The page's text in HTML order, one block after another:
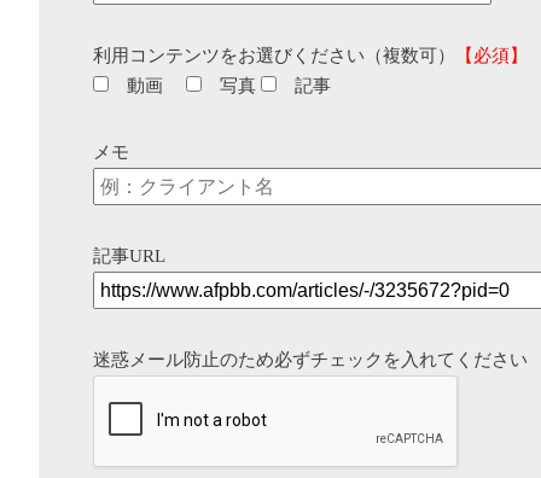
利用コンテンツをお選びください（複数可）
【必須】
動画
写真 記事
メモ
記事URL
迷惑メール防止のため必ずチェックを入れてください